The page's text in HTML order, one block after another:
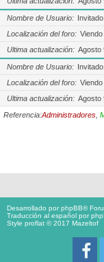
Nombre de Usuario
Invitado
Localización del foro
Viendo
Ultima actualización
Agosto
Nombre de Usuario
Invitado
Localización del foro
Ultima actualización
Agosto
Referencia:Administradores
Desarrollado porphpBB®
Traducción al español por
Style proflat © 2017 Mazeltof